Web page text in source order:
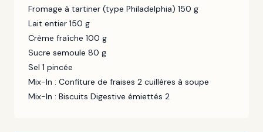
Fromage à tartiner (type Philadelphia) 150 g
Lait entier 150 g
Crème fraîche 100 g
Sucre semoule 80 g
Sel 1 pincée
Mix-In : Confiture de fraises 2 cuillères à soupe
Mix-In : Biscuits Digestive émiettés 2